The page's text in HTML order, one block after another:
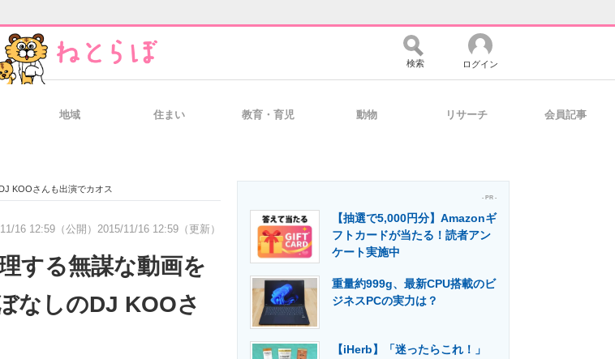
経営リーダーのコミュニティ マーケ×ITの今がよく分かる
IT製品の技術・比較・事例 製造業のIT導入・活用を支援
検索 ログイン
地域 住まい 教育・育児 動物 リサーチ 会員記事
KOOさんも出演でカオス
16 12:59（公開） 2015/11/16 12:59（更新）
する無謀な動画を
なしのDJ KOOさ
- PR -
【抽選で5,000円分】Amazonギ
フトカードが当たる！読者アン
ケート実施中
重量約999g、最新CPU搭載のビ
ジネスPCの実力は？
【iHerb】「迷ったらこれ！」